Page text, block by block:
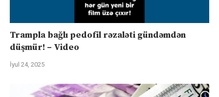
Trampla bağlı pedofil rəzaləti gündəmdən
düşmür! – Video
İyul 24, 2025